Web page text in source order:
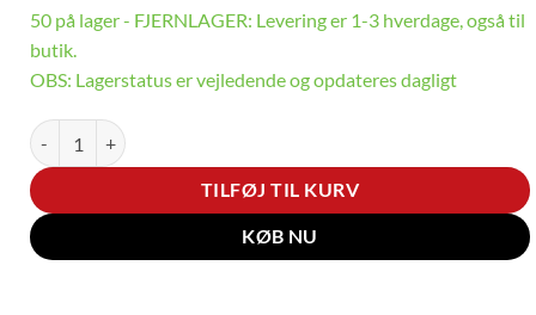
50 på lager - FJERNLAGER: Levering er 1-3 hverdage, også til
butik.
OBS: Lagerstatus er vejledende og opdateres dagligt
Thinkpad E14 Gen 7 - 14" | Core Ultra 5 | 16GB | 512GB antal
TILFØJ TIL KURV
KØB NU